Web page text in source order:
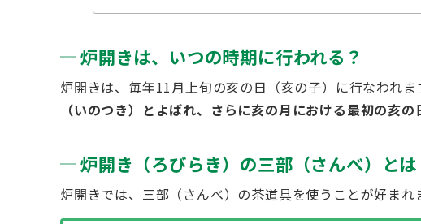
炉開きは、いつの時期に行われる？
炉開きは、毎年11月上旬の亥の日（亥の子）に行なわれま
（いのつき）とよばれ、さらに亥の月における最初の亥の
炉開き（ろびらき）の三部（さんべ）とは
炉開きでは、三部（さんべ）の茶道具を使うことが好まれ